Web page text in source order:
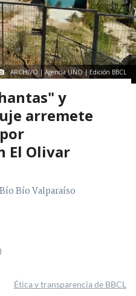
ARCHIVO | Agencia UNO | Edición BBCL
y
arremete
El Olivar
Bío Valparaíso
Ética y transparencia de BBCL